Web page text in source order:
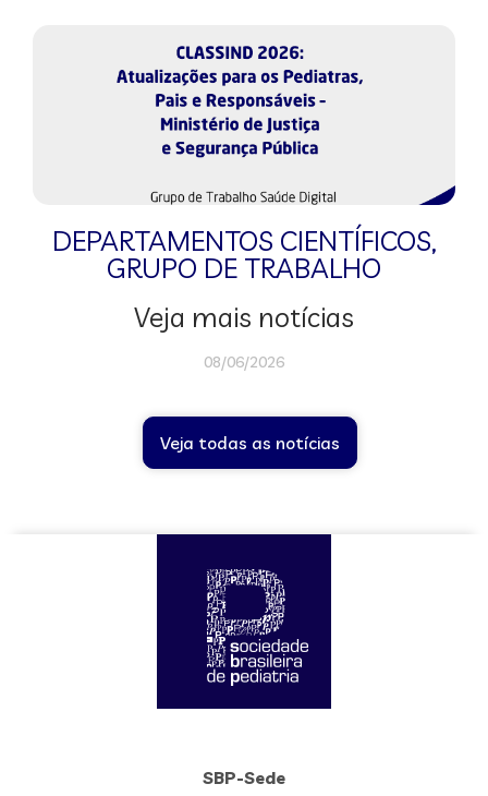
DEPARTAMENTOS CIENTÍFICOS,
GRUPO DE TRABALHO
Veja mais notícias
08/06/2026
Veja todas as notícias
SBP-Sede